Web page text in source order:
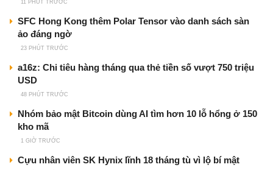
11 PHÚT TRƯỚC
SFC Hong Kong thêm Polar Tensor vào danh sách sàn
ảo đáng ngờ
23 PHÚT TRƯỚC
a16z: Chi tiêu hàng tháng qua thẻ tiền số vượt 750 triệu
USD
48 PHÚT TRƯỚC
Nhóm bảo mật Bitcoin dùng AI tìm hơn 10 lỗ hổng ở 150
kho mã
1 GIỜ TRƯỚC
Cựu nhân viên SK Hynix lĩnh 18 tháng tù vì lộ bí mật